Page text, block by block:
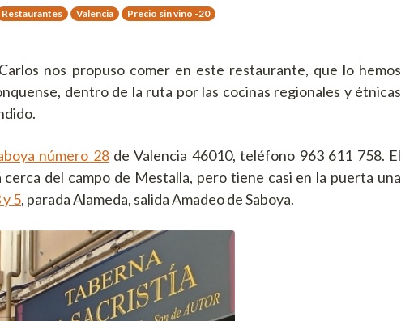
Restaurantes Valencia Precio sin vino -20
nos propuso comer en este restaurante, que lo hemos
dentro de la ruta por las cocinas regionales y étnicas
número 28de Valencia 46010, teléfono 963 611 758. El
del campo de Mestalla, pero tiene casi en la puerta una
5, parada Alameda, salida Amadeo de Saboya.